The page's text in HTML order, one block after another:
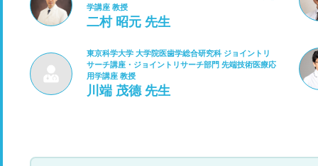
学講座 教授
二村 昭元 先生
東京科学大学 大学院医歯学総合研究科 ジョイントリ
サーチ講座・ジョイントリサーチ部門 先端技術医療応
用学講座 教授
川端 茂德 先生